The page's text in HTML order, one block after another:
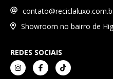
Showroom no bairro de
REDES SOCIAIS